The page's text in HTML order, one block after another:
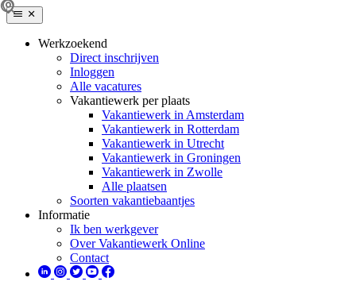
Werkzoekend
Direct inschrijven
Inloggen
Alle vacatures
Vakantiewerk per plaats
Vakantiewerk in Amsterdam
Vakantiewerk in Rotterdam
Vakantiewerk in Utrecht
Vakantiewerk in Groningen
Vakantiewerk in Zwolle
Alle plaatsen
Soorten vakantiebaantjes
Informatie
Ik ben werkgever
Over Vakantiewerk Online
Contact